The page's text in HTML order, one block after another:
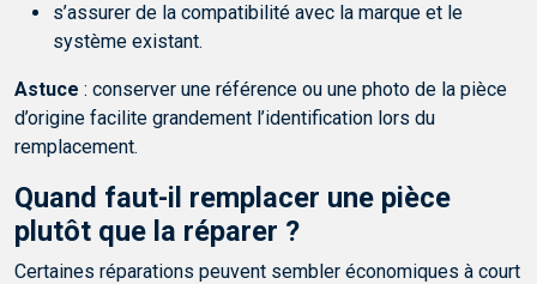
s’assurer de la compatibilité avec la marque et le
système existant.
Astuce : conserver une référence ou une photo de la pièce
d’origine facilite grandement l’identification lors du
remplacement.
Quand faut-il remplacer une pièce
plutôt que la réparer ?
Certaines réparations peuvent sembler économiques à court